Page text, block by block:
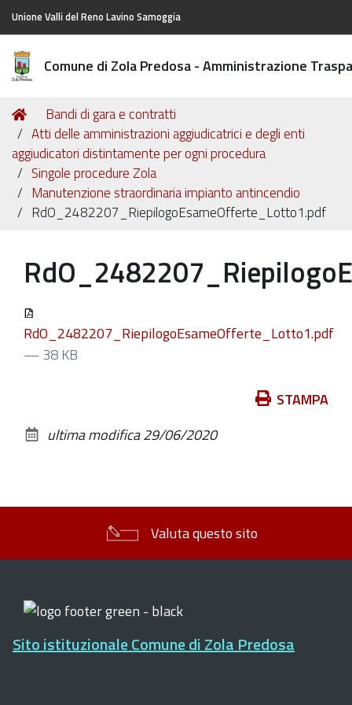
Unione Valli del Reno Lavino Samoggia
Comune di Zola Predosa - Amministrazione
Tu
sei
qui:
Home
Bandi di gara e contratti
Atti delle amministrazioni aggiudicatrici e degli enti
aggiudicatori distintamente per ogni procedura
Singole procedure Zola
Manutenzione straordinaria impianto antincendio
RdO_2482207_RiepilogoEsameOfferte_Lotto1.pdf
RdO_2482207_RiepilogoEsameOfferte_Lotto1.pdf
— 38 KB
documento
STAMPA
ultima modifica29/06/2020
Valuta questo sito
Sito istituzionale Comune di Zola Predosa